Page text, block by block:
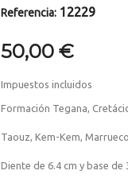
Referencia: 12229
50,00 €
Impuestos incluidos
Formación Tegana,
Taouz, Kem-Kem,
Diente de 6.4 cm y base de